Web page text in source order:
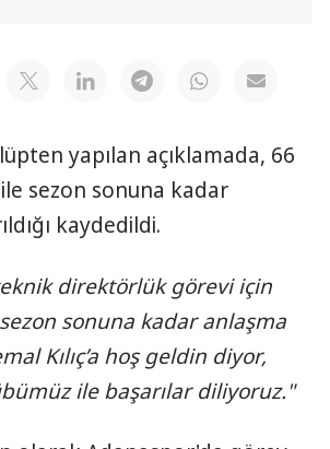
yapılan açıklamada, 66
ile sezon sonuna kadar
kaydedildi.
direktörlük görevi için
sezon sonuna kadar anlaşma
Kılıç’a hoş geldin diyor,
ile başarılar diliyoruz."